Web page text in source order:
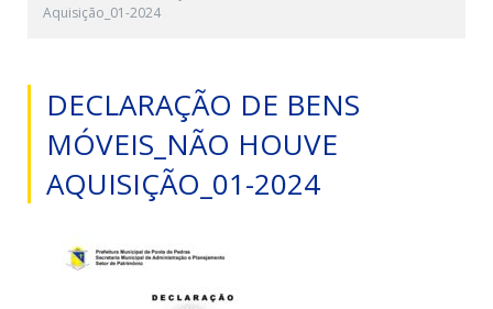
Aquisição_01-2024
DECLARAÇÃO DE BENS
MÓVEIS_NÃO HOUVE
AQUISIÇÃO_01-2024